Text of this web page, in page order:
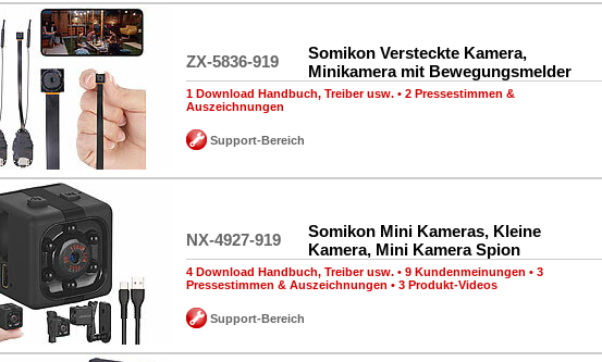
ZX-5836-919
Somikon Versteckte Kamera,
Minikamera mit Bewegungsmelder
1 Download Handbuch, Treiber usw. • 2 Pressestimmen &
Auszeichnungen
Support-Bereich
NX-4927-919
Somikon Mini Kameras, Kleine
Kamera, Mini Kamera Spion
4 Download Handbuch, Treiber usw. • 9 Kundenmeinungen • 3
Pressestimmen & Auszeichnungen • 3 Produkt-Videos
Support-Bereich